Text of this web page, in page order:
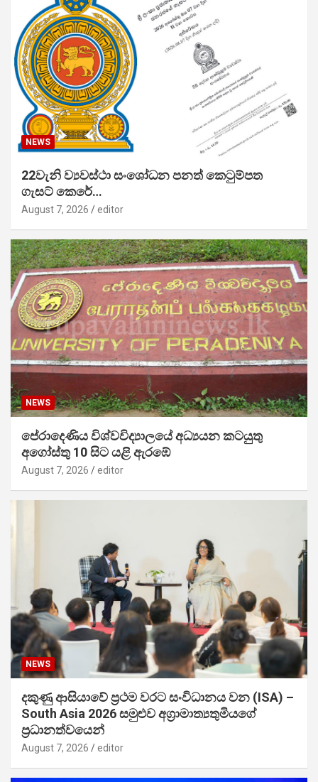
NEWS
22වැනි ව්‍යවස්ථා සංශෝධන පනත් කෙටුම්පත
ගැසට් කෙරේ…
August 7, 2026 editor
NEWS
පේරාදෙණිය විශ්වවිද්‍යාලයේ අධ්‍යයන කටයුතු
අගෝස්තු 10 සිට යළි ඇරඹේ
August 7, 2026 editor
NEWS
දකුණු ආසියාවේ ප්‍රථම වරට සංවිධානය වන (ISA) –
South Asia 2026 සමුළුව අග්‍රාමාත්‍යතුමියගේ
ප්‍රධානත්වයෙන්
August 7, 2026 editor